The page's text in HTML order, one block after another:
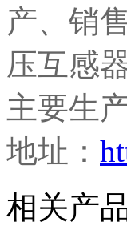
产、销
压互感
主要生
地址：
相关产